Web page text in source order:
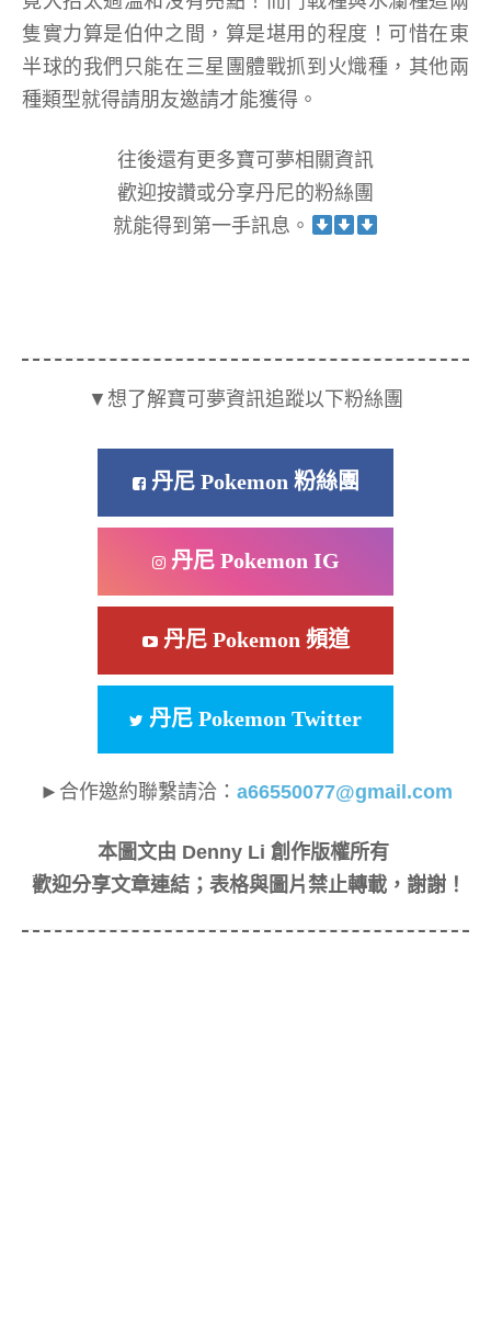
隻實力算是伯仲之間，算是堪用的程度！可惜在東
半球的我們只能在三星團體戰抓到火熾種，其他兩
種類型就得請朋友邀請才能獲得。
往後還有更多寶可夢相關資訊
歡迎按讚或分享丹尼的粉絲團
就能得到第一手訊息。
▼想了解寶可夢資訊追蹤以下粉絲團
丹尼 Pokemon 粉絲團
丹尼 Pokemon IG
丹尼 Pokemon 頻道
丹尼 Pokemon Twitter
►合作邀約聯繫請洽： a66550077@gmail.com
本圖文由 Denny Li 創作版權所有
歡迎分享文章連結；表格與圖片禁止轉載，謝謝！